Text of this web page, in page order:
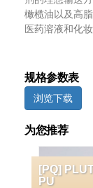
橄榄油以及高
医药溶液和化
规格参数表
浏览下载
为您推荐
[PQ]
PU